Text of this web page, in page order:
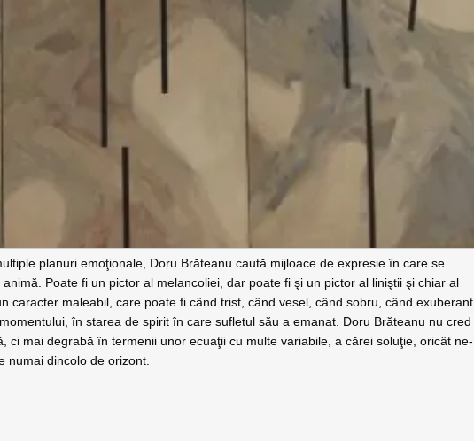
planuri emoţionale, Doru Brăteanu caută mijloace de expresie în care se
Poate fi un pictor al melancoliei, dar poate fi şi un pictor al liniştii şi chiar al
caracter maleabil, care poate fi când trist, când vesel, când sobru, când
în starea de spirit în care sufletul său a emanat. Doru Brăteanu nu cred
ci mai degrabă în termenii unor ecuaţii cu multe variabile, a cărei soluţie, oricât ne-
numai dincolo de orizont.